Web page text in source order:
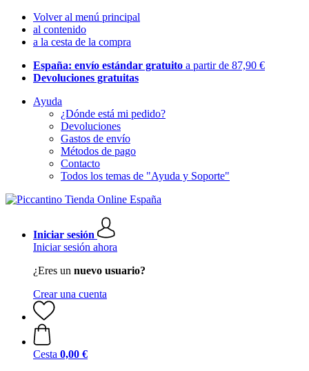
Volver al menú principal
al contenido
a la cesta de la compra
España: envío estándar gratuito a partir de 87,90 €
Devoluciones gratuitas
Ayuda
¿Dónde está mi pedido?
Devoluciones
Gastos de envío
Métodos de pago
Contacto
Todos los temas de "Ayuda y Soporte"
Iniciar sesión
Iniciar sesión ahora
¿Eres un nuevo usuario?
Crear una cuenta
Cesta 0,00 €